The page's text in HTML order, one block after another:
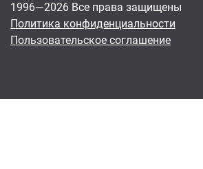
1996—2026 Все права защищены
Политика конфиденциальности
Пользовательское соглашение